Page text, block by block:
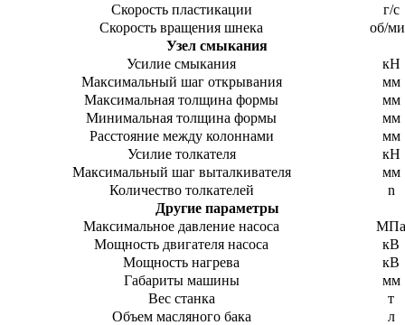
Скорость пластикации
г/с
Скорость вращения шнека
об/
Узел смыкания
Усилие смыкания
кН
Максимальный шаг открывания
мм
Максимальная толщина формы
мм
Минимальная толщина формы
мм
Расстояние между колоннами
мм
Усилие толкателя
кН
Максимальный шаг выталкивателя
мм
Количество толкателей
n
Другие параметры
Максимальное давление насоса
МПа
Мощность двигателя насоса
кВ
Мощность нагрева
кВ
Габариты машины
мм
Вес станка
т
Объем масляного бака
л